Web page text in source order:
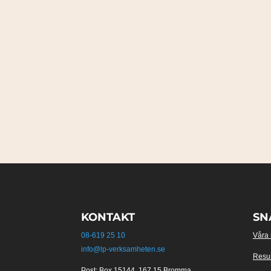
KONTAKT
08-619 25 10
info@lp-verksamheten.se
Våra